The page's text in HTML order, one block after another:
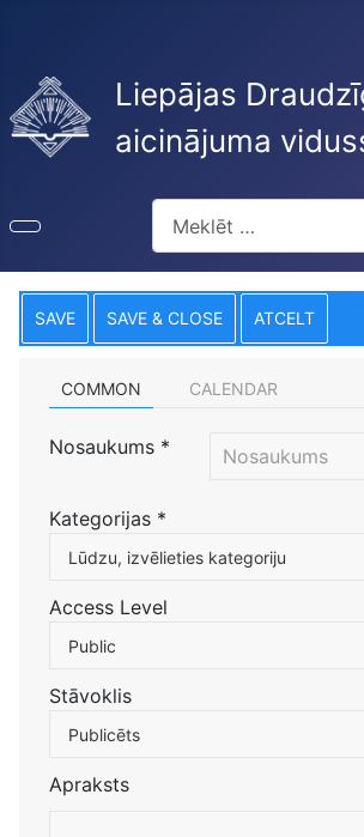
Liepājas
aicinājuma
SAVE SAVE & CLOSE ATCELT
COMMON CALENDAR
Nosaukums *
Kategorijas *
Atlasiet kategoriju, lai filtrētu
Lūdzu, izvēlieties kategoriju
Access Level
Public
Stāvoklis
Publicēts
Apraksts